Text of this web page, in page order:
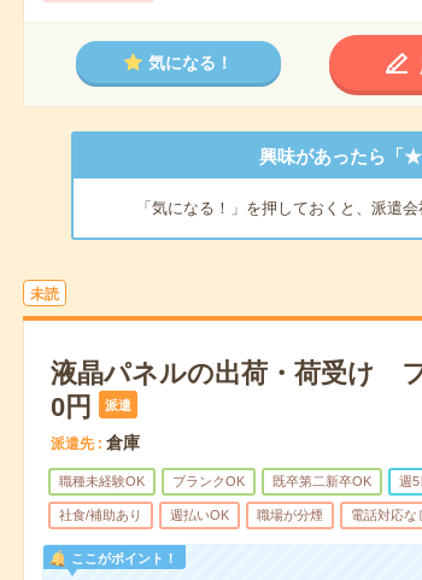
気になる！
興味があったら「★
「気になる！」を押しておくと、派遣会
未読
液晶パネルの出荷・荷受け
0円
派遣
派遣先 倉庫
職種未経験OK ブランクOK 既卒第二新卒OK 週5
社食/補助あり 週払いOK 職場が分煙 電話対応な
ここがポイント！